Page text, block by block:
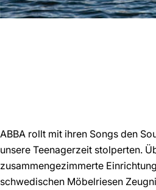
ABBA rollt mit ihren Songs den
unsere Teenagerzeit stolperten.
zusammengezimmerte
schwedischen Möbelriesen